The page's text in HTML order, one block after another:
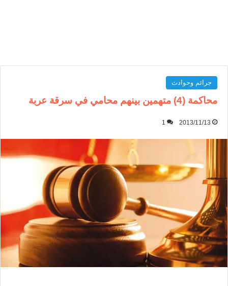
جرائم وحوادث
محاكمة (4) متهمين بينهم محامي في سرقة عربة
2013/11/13
1